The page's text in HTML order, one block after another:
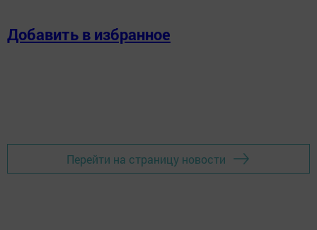
Добавить в избранное
Перейти на страницу новости